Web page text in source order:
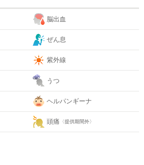
脳出血
ぜん息
紫外線
うつ
ヘルパンギーナ
頭痛 〈提供期間外〉